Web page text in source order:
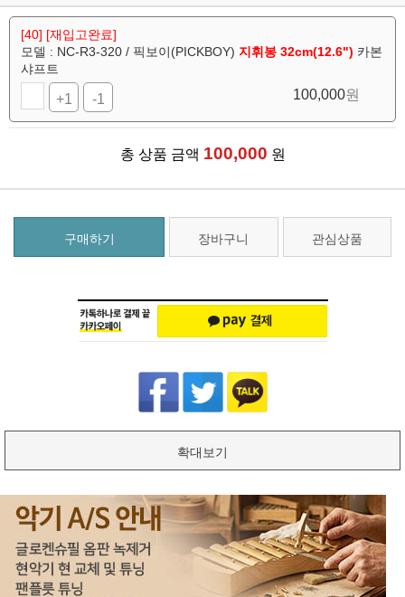
[40] [재입고완료]
모델 : NC-R3-320 / 픽보이(PICKBOY) 지휘봉 32cm(12.6") 카본
샤프트
+1 -1 100,000원
총 상품 금액 100,000 원
구매하기 장바구니 관심상품
확대보기